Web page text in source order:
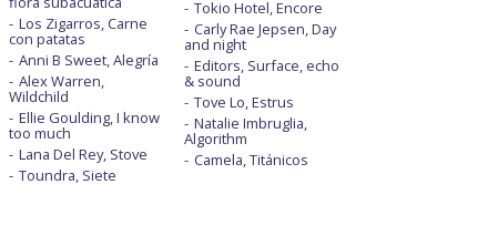
Los Zigarros, Carne
con patatas
Anni B Sweet, Alegría
Alex Warren,
Wildchild
Ellie Goulding, I know
too much
Lana Del Rey, Stove
Toundra, Siete
Tokio Hotel, Encore
Carly Rae Jepsen, Day
and night
Editors, Surface, echo
& sound
Tove Lo, Estrus
Natalie Imbruglia,
Algorithm
Camela, Titánicos